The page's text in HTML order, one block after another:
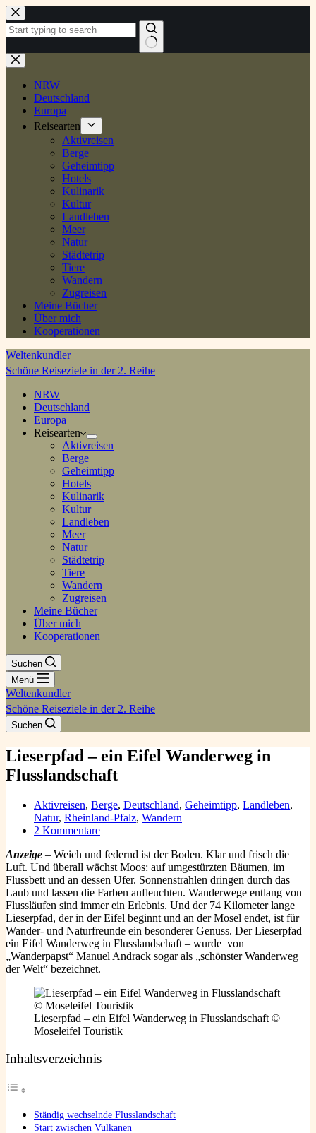
Zum
Inhalt
springen
Keine
Ergebnisse
NRW
Deutschland
Europa
Reisearten
Aktivreisen
Berge
Geheimtipp
Hotels
Kulinarik
Kultur
Landleben
Meer
Natur
Städtetrip
Tiere
Wandern
Zugreisen
Meine Bücher
Über mich
Kooperationen
Weltenkundler
Schöne Reiseziele in der 2. Reihe
NRW
Deutschland
Europa
Reisearten
Aktivreisen
Berge
Geheimtipp
Hotels
Kulinarik
Kultur
Landleben
Meer
Natur
Städtetrip
Tiere
Wandern
Zugreisen
Meine Bücher
Über mich
Kooperationen
Suchen
Menü
Weltenkundler
Schöne Reiseziele in der 2. Reihe
Suchen
Lieserpfad – ein Eifel Wanderweg in
Flusslandschaft
Aktivreisen, Berge, Deutschland, Geheimtipp, Landleben,
Natur, Rheinland-Pfalz, Wandern
2 Kommentare
Anzeige – Weich und federnd ist der Boden. Klar und frisch die
Luft. Und überall wächst Moos: auf umgestürzten Bäumen, im
Flussbett und an dessen Ufer. Sonnenstrahlen dringen durch das
Laub und lassen die Farben aufleuchten. Wanderwege entlang von
Flussläufen sind immer ein Erlebnis. Und der 74 Kilometer lange
Lieserpfad, der in der Eifel beginnt und an der Mosel endet, ist für
Wander- und Naturfreunde ein besonderer Genuss. Der Lieserpfad –
ein Eifel Wanderweg in Flusslandschaft – wurde von
„Wanderpapst“ Manuel Andrack sogar als „schönster Wanderweg
der Welt“ bezeichnet.
Lieserpfad – ein Eifel Wanderweg in Flusslandschaft ©
Moseleifel Touristik
Inhaltsverzeichnis
Ständig wechselnde Flusslandschaft
Start zwischen Vulkanen